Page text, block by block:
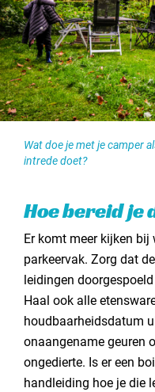
Wat doe je met je camper
intrede doet?
Hoe bereid je
Er komt meer kijken
parkeervak. Zorg dat
leidingen
Haal ook alle
houdbaarheidsdatum
onaangename geuren
ongedierte. Is er een
handleiding hoe je die